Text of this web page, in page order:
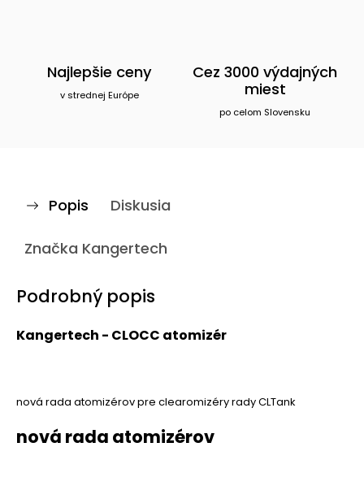
Najlepšie ceny
v strednej Európe
Cez 3000 výdajných
miest
po celom Slovensku
Popis Diskusia
Značka Kangertech
Podrobný popis
Kangertech - CLOCC atomizér
nová rada atomizérov pre clearomizéry rady CLTank
nová rada atomizérov